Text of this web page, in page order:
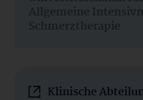
Allgemeine
Schmerztherapie
Klinische